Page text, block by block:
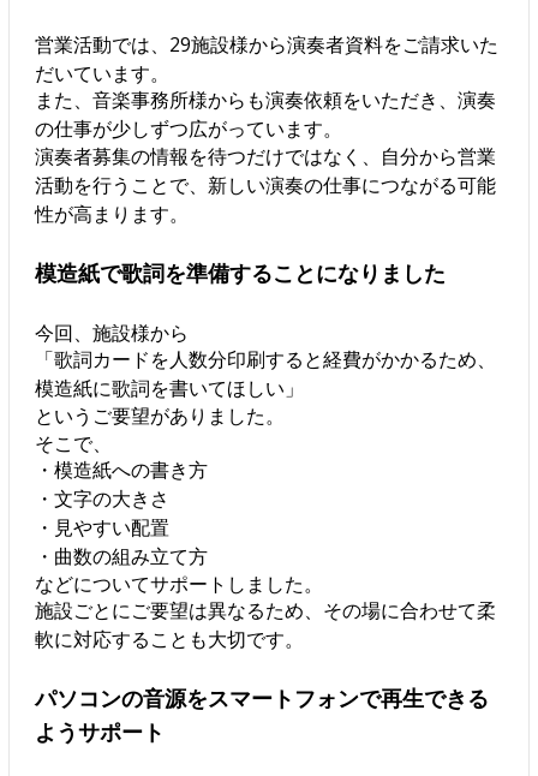
営業活動では、29施設様から演奏者資料をご請求いた
だいています。
また、音楽事務所様からも演奏依頼をいただき、演奏
の仕事が少しずつ広がっています。
演奏者募集の情報を待つだけではなく、自分から営業
活動を行うことで、新しい演奏の仕事につながる可能
性が高まります。
模造紙で歌詞を準備することになりました
今回、施設様から
「歌詞カードを人数分印刷すると経費がかかるため、
模造紙に歌詞を書いてほしい」
というご要望がありました。
そこで、
・模造紙への書き方
・文字の大きさ
・見やすい配置
・曲数の組み立て方
などについてサポートしました。
施設ごとにご要望は異なるため、その場に合わせて柔
軟に対応することも大切です。
パソコンの音源をスマートフォンで再生できる
ようサポート